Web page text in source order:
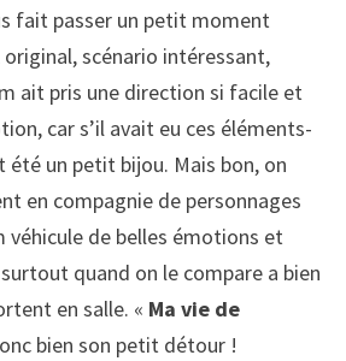
fait passer un petit moment
scénario intéressant,
ait pris une direction si facile et
car s’il avait eu ces éléments-
été un petit bijou. Mais bon, on
en compagnie de personnages
de belles émotions et
quand on le compare a bien
en salle. « Ma vie de
bien son petit détour !